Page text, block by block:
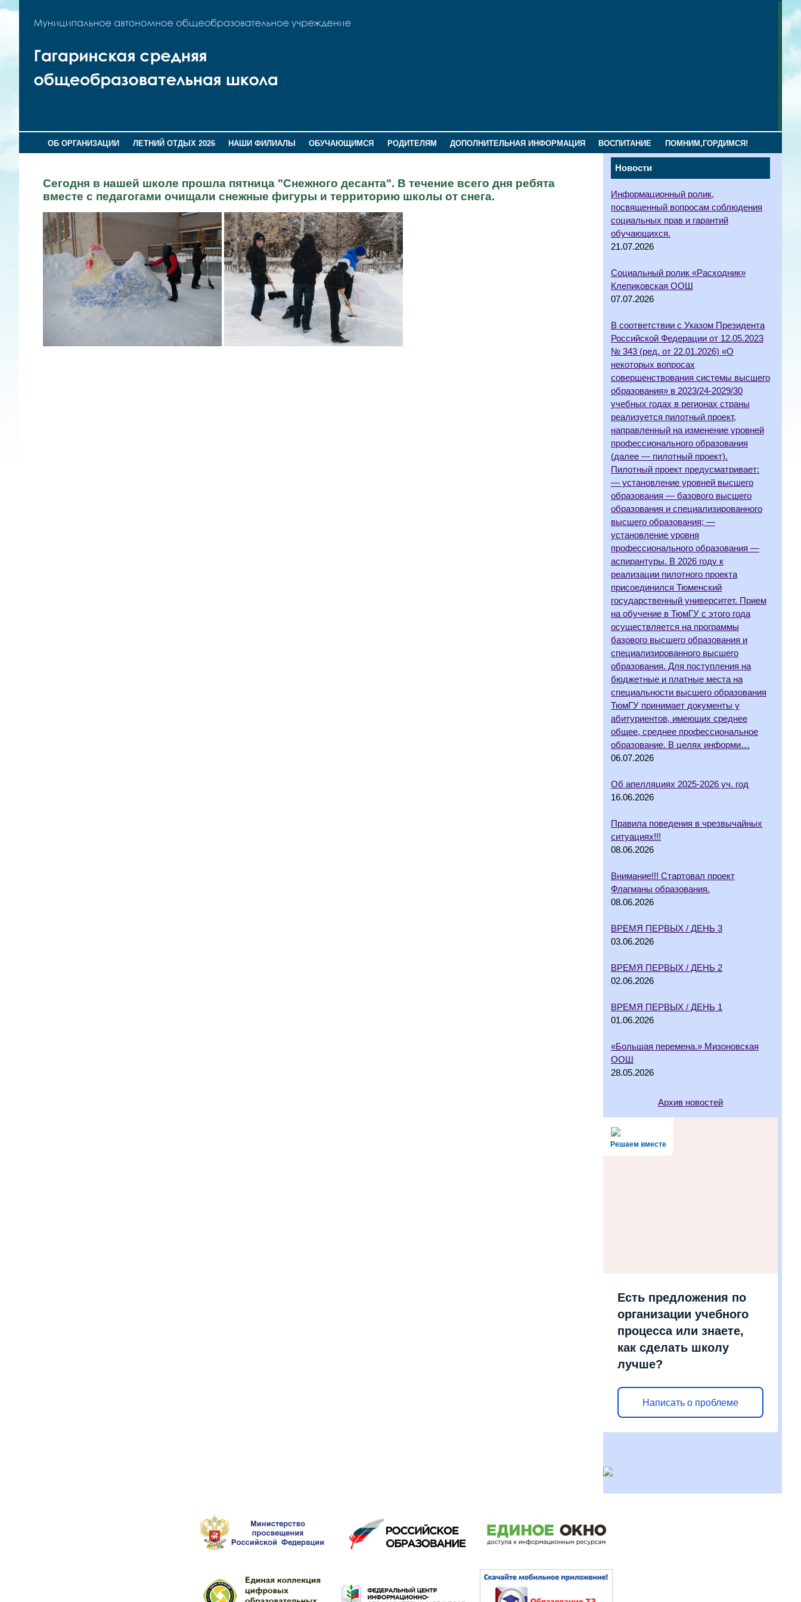
ОБ ОРГАНИЗАЦИИ ЛЕТНИЙ ОТДЫХ 2026 НАШИ ФИЛИАЛЫ ОБУЧАЮЩИМСЯ РОДИТЕЛЯМ ДОПОЛНИТЕЛЬНАЯ ИНФОРМАЦИЯ ВОСПИТАНИЕ ПОМНИМ,ГОРДИМСЯ!
Новости
Информационный ролик,
посвященный вопросам соблюдения
социальных прав и гарантий
обучающихся.
21.07.2026
Социальный ролик «Расходник»
Клепиковская ООШ
07.07.2026
В соответствии с Указом Президента
Российской Федерации от 12.05.2023
№ 343 (ред. от 22.01.2026) «О
некоторых вопросах
совершенствования системы высшего
образования» в 2023/24-2029/30
учебных годах в регионах страны
реализуется пилотный проект,
направленный на изменение уровней
профессионального образования
(далее — пилотный проект).
Пилотный проект предусматривает:
— установление уровней высшего
образования — базового высшего
образования и специализированного
высшего образования; —
установление уровня
профессионального образования —
аспирантуры. В 2026 году к
реализации пилотного проекта
присоединился Тюменский
государственный университет. Прием
на обучение в ТюмГУ с этого года
осуществляется на программы
базового высшего образования и
специализированного высшего
образования. Для поступления на
бюджетные и платные места на
специальности высшего образования
ТюмГУ принимает документы у
абитуриентов, имеющих среднее
общее, среднее профессиональное
образование. В целях информи…
06.07.2026
Об апелляциях 2025-2026 уч. год
16.06.2026
Правила поведения в чрезвычайных
ситуациях!!!
08.06.2026
Внимание!!! Стартовал проект
Флагманы образования.
08.06.2026
ВРЕМЯ ПЕРВЫХ / ДЕНЬ 3
03.06.2026
ВРЕМЯ ПЕРВЫХ / ДЕНЬ 2
02.06.2026
ВРЕМЯ ПЕРВЫХ / ДЕНЬ 1
01.06.2026
«Большая перемена.» Мизоновская
ООШ
28.05.2026
Архив новостей
Решаем вместе
Есть предложения по
организации учебного
процесса или знаете,
как сделать школу
лучше?
Написать о проблеме
Сегодня в нашей школе прошла пятница "Снежного десанта". В течение всего дня ребята
вместе с педагогами очищали снежные фигуры и территорию школы от снега.